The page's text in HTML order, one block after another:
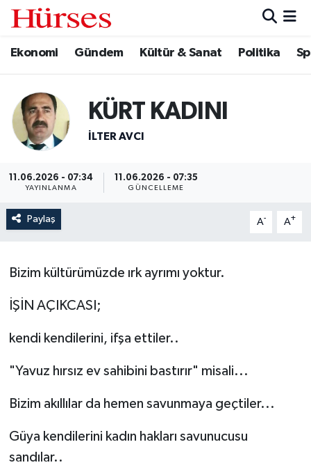
Ekonomi Gündem Kültür & Sanat Politika
KÜRT KADINI
İLTER AVCI
11.06.2026 - 07:34
YAYINLANMA
11.06.2026 - 07:35
GÜNCELLEME
Paylaş A- A+
Bizim kültürümüzde ırk ayrımı yoktur.
İŞİN AÇIKCASI;
kendi kendilerini, ifşa ettiler..
"Yavuz hırsız ev sahibini bastırır" misali...
Bizim akıllılar da hemen savunmaya geçtiler...
Güya kendilerini kadın hakları savunucusu
sandılar..
Ekonomi
Kültür & Sanat
Turizm
Hava Durumu
Süper Lig Puan Durumu ve Fikstür
Son Dakika Haberleri
Haber Arşivi